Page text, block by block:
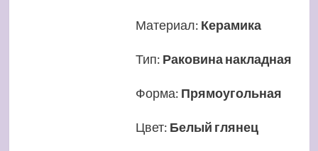
Материал: Керамика
Тип: Раковина накладная
Форма: Прямоугольная
Цвет: Белый глянец